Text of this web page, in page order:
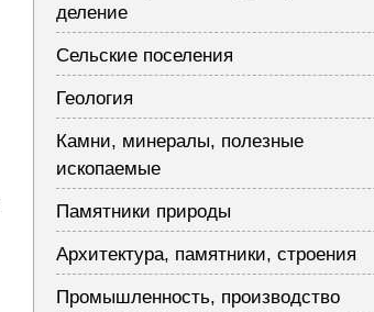
деление
Сельские поселения
Геология
Камни, минералы, полезные
ископаемые
Памятники природы
Архитектура, памятники, строения
Промышленность, производство